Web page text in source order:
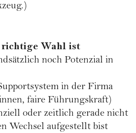
richtige Wahl ist
noch Potenzial in
in der Firma
faire Führungskraft)
oder zeitlich gerade nicht
Wechsel aufgestellt bist